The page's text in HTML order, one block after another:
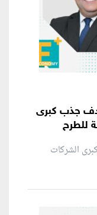
جذب كبرى
للطرح
الشركات